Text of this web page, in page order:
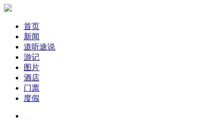
首页
新闻
道听途说
游记
图片
酒店
门票
度假